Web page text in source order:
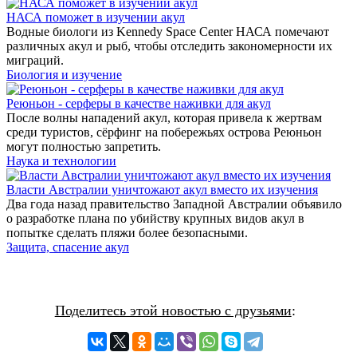
НАСА поможет в изучении акул
Водные биологи из Kennedy Space Center НАСА помечают
различных акул и рыб, чтобы отследить закономерности их
миграций.
Биология и изучение
Реюньон - серферы в качестве наживки для акул
После волны нападений акул, которая привела к жертвам
среди туристов, сёрфинг на побережьях острова Реюньон
могут полностью запретить.
Наука и технологии
Власти Австралии уничтожают акул вместо их изучения
Два года назад правительство Западной Австралии объявило
о разработке плана по убийству крупных видов акул в
попытке сделать пляжи более безопасными.
Защита, спасение акул
Поделитесь этой новостью с друзьями: